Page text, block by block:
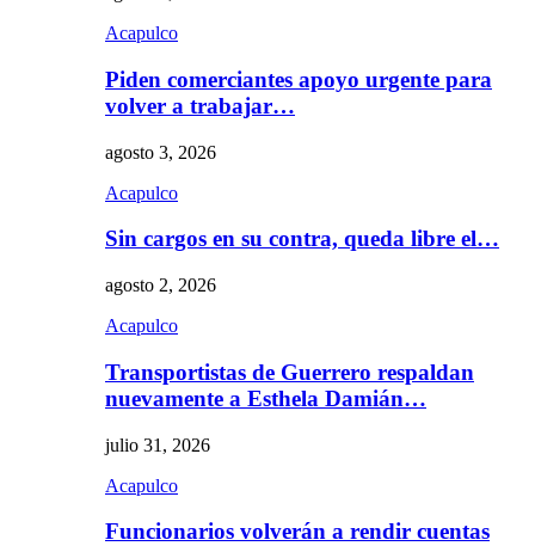
Acapulco
Piden comerciantes apoyo urgente para
volver a trabajar…
agosto 3, 2026
Acapulco
Sin cargos en su contra, queda libre el…
agosto 2, 2026
Acapulco
Transportistas de Guerrero respaldan
nuevamente a Esthela Damián…
julio 31, 2026
Acapulco
Funcionarios volverán a rendir cuentas